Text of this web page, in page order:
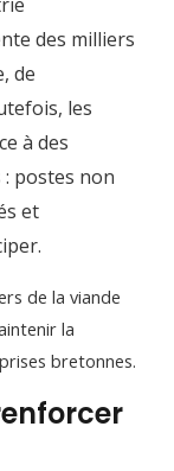
des milliers
de
les
à des
postes non
et
de la viande
la
bretonnes.